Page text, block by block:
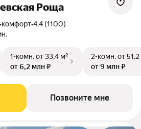
Роща
•комфорт•4.4 (1100)
1-комн.от 33,4 м²
от 6,2 млн ₽
2-комн.от
от 9 млн ₽
Позвоните мне